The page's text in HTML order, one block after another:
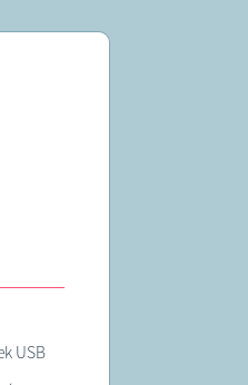
USB